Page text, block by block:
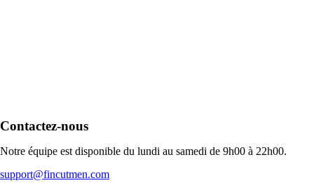
Contactez-nous
Notre équipe est disponible du lundi au samedi de 9h00 à 22h00.
support@fincutmen.com